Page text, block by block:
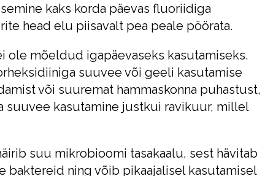
kaks korda päevas fluoriidiga
head elu piisavalt pea peale pöörata.
ole mõeldud igapäevaseks kasutamiseks.
suuvee või geeli kasutamise
või suuremat hammaskonna puhastust,
suuvee kasutamine justkui ravikuur, millel
suu mikrobioomi tasakaalu, sest hävitab
baktereid ning võib pikaajalisel kasutamisel